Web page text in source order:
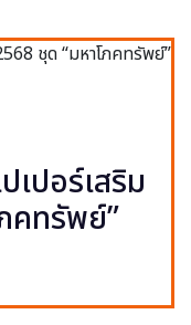
เปอร์เสริม
คทรัพย์”